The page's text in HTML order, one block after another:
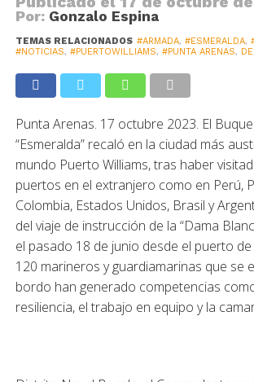
Por: Gonzalo Espina
TEMAS RELACIONADOS #ARMADA, #ESMERALDA,
#NOTICIAS, #PUERTOWILLIAMS, #PUNTA ARENAS,
Punta Arenas. 17 octubre 2023. El
“Esmeralda” recaló en la ciudad más
mundo Puerto Williams, tras haber
puertos en el extranjero como en Perú,
Colombia, Estados Unidos, Brasil y
del viaje de instrucción de la “Dama
el pasado 18 de junio desde el puerto
120 marineros y guardiamarinas que se
bordo han generado competencias
resiliencia, el trabajo en equipo y la